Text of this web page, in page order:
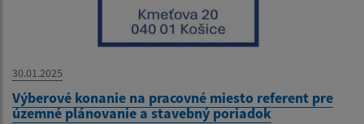
30.01.2025
Výberové konanie na pracovné miesto referent pre
územné plánovanie a stavebný poriadok